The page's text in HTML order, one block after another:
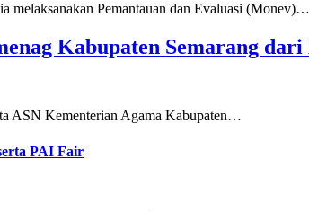
melaksanakan Pemantauan dan Evaluasi (Monev)…
Kabupaten Semarang
ASN Kementerian Agama Kabupaten…
PAI Fair